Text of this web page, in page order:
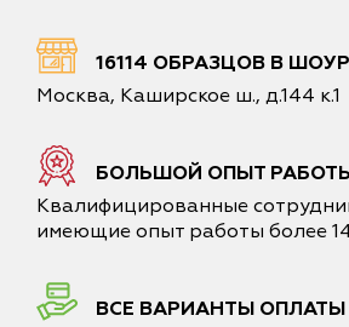
16114 ОБРАЗЦОВ В
Москва, Каширское ш., д.144 к.1
БОЛЬШОЙ ОПЫТ
Квалифицированные
имеющие опыт работы более
ВСЕ ВАРИАНТЫ ОПЛАТЫ